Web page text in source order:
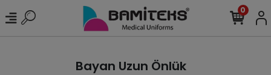
0
Bayan Uzun Önlük